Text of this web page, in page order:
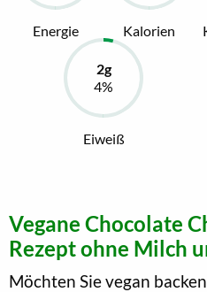
Energie Kalorien
Eiweiß
Vegane Chocolate
Rezept ohne Milch
Möchten Sie vegan